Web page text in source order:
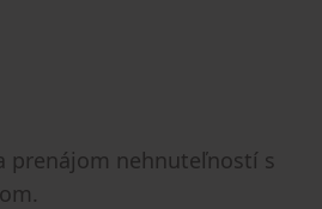
prenájom nehnuteľností s